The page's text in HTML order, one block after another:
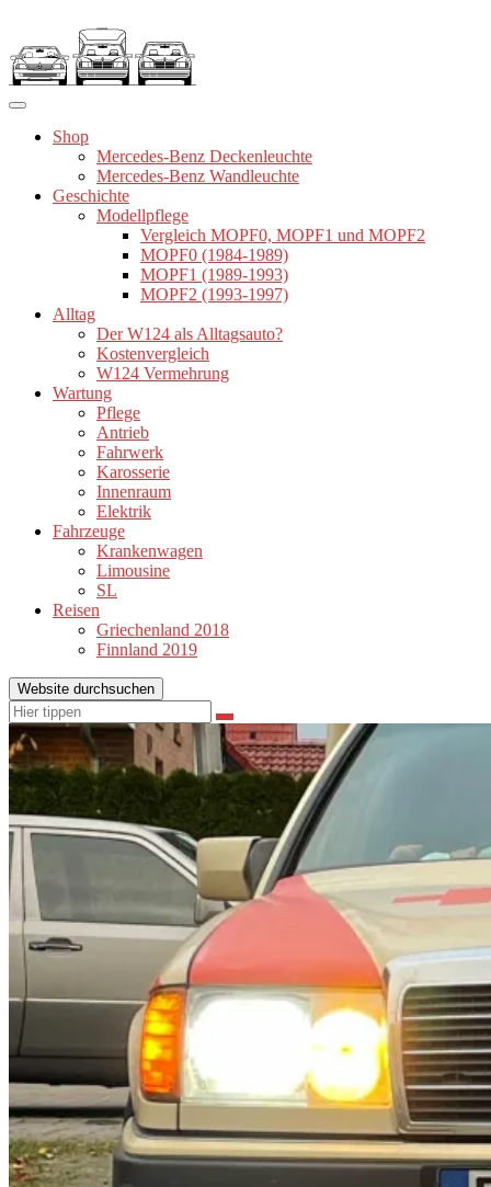
springen
Shop
Mercedes-Benz Deckenleuchte
Mercedes-Benz Wandleuchte
Geschichte
Modellpflege
Vergleich MOPF0, MOPF1 und MOPF2
MOPF0 (1984-1989)
MOPF1 (1989-1993)
MOPF2 (1993-1997)
Alltag
Der W124 als Alltagsauto?
Kostenvergleich
W124 Vermehrung
Wartung
Pflege
Antrieb
Fahrwerk
Karosserie
Innenraum
Elektrik
Fahrzeuge
Krankenwagen
Limousine
SL
Reisen
Griechenland 2018
Finnland 2019
Website durchsuchen
Suchen
nach:
Suchen